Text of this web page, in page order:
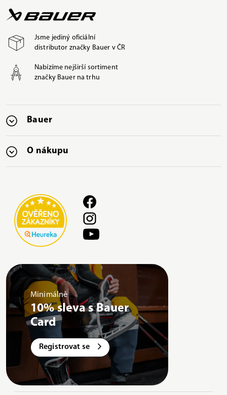
Jsme jediný oficiální
distributor značky Bauer v ČR
Nabízíme nejširší sortiment
značky Bauer na trhu
Bauer
O nákupu
Minimálně
10% sleva s Bauer
Card
Registrovat se